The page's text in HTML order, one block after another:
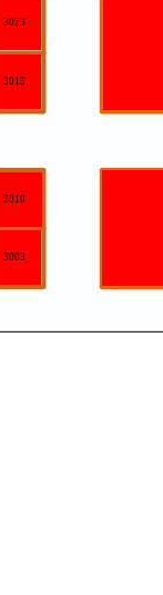
3003
3010
3015
3023